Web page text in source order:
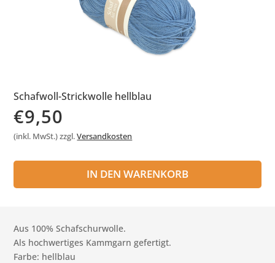
Schafwoll-Strickwolle hellblau
€9,50
(inkl. MwSt.) zzgl.Versandkosten
Aus 100% Schafschurwolle.
Als hochwertiges Kammgarn gefertigt.
Farbe: hellblau
IN DEN WARENKORB